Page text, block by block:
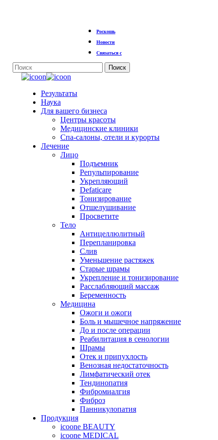
Роскошь
Новости
Связаться с
Поиск
Закрыть
МенюРезультаты
Наука
Для вашего бизнеса
Центры красоты
Медицинские клиники
Спа-салоны, отели и курорты
Лечение
Лицо
Подъемник
Репульпирование
Укрепляющий
Defaticare
Тонизирование
Отшелушивание
Просветите
Тело
Антицеллюлитный
Перепланировка
Слив
Уменьшение растяжек
Старые шрамы
Укрепление и тонизирование
Расслабляющий массаж
Беременность
Медицина
Ожоги и ожоги
Боль и мышечное напряжение
До и после операции
Реабилитация в сенологии
Шрамы
Отек и припухлость
Венозная недостаточность
Лимфатический отек
Тендинопатия
Фибромиалгия
Фиброз
Панникулопатия
Продукция
icoone BEAUTY
icoone MEDICAL